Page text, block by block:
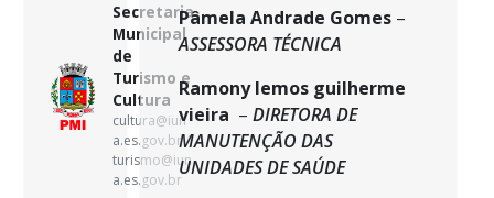
Secretaria
Municipal
de
Turismo e
Cultura
cultura@iun
a.es.gov.br /
turismo@iun
a.es.gov.br
Pâmela Andrade Gomes–
ASSESSORA TÉCNICA
Ramony lemos guilherme
vieira – DIRETORA DE
MANUTENÇÃO DAS
UNIDADES DE SAÚDE